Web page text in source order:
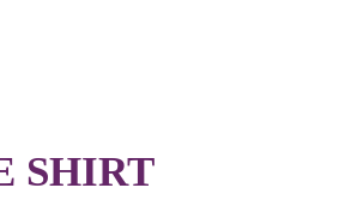
SHIRT